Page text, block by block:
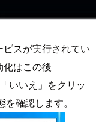
スが実行されてい
化はこの後
いいえ」をクリッ
確認します。